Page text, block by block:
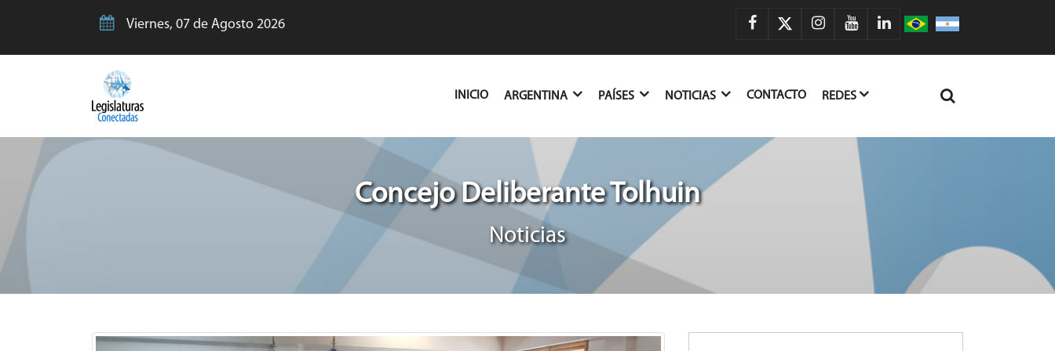
Viernes, 07 de Agosto 2026
INICIO(CURRENT)
ARGENTINA PAÍSES NOTICIAS CONTACTO REDES
Concejo Deliberante Tolhuin
Noticias